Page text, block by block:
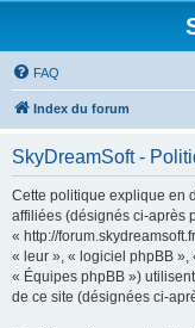
FAQ
Index du forum
SkyDreamSoft -
Cette politique explique en
affiliées (désignés ci-après
« http://
« leur », « logiciel phpBB »,
« Équipes phpBB »)
de ce site (désignées ci-